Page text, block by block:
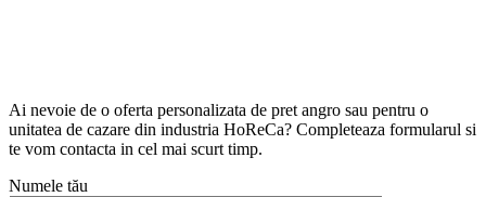
Ai nevoie de o oferta personalizata de pret angro sau pentru o
unitatea de cazare din industria HoReCa? Completeaza formularul si
te vom contacta in cel mai scurt timp.
Numele tău